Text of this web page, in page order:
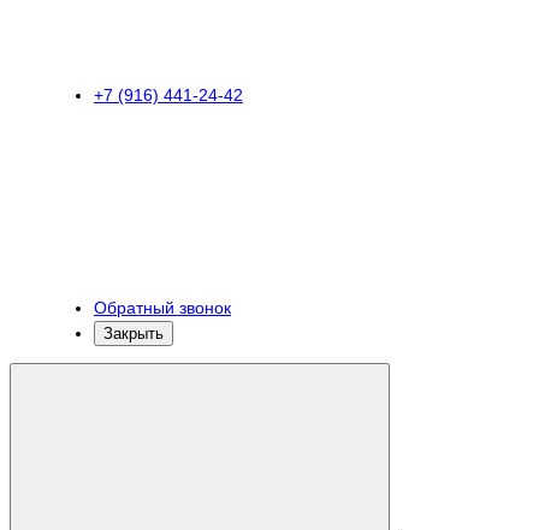
+7 (916) 441-24-42
Обратный звонок
Закрыть